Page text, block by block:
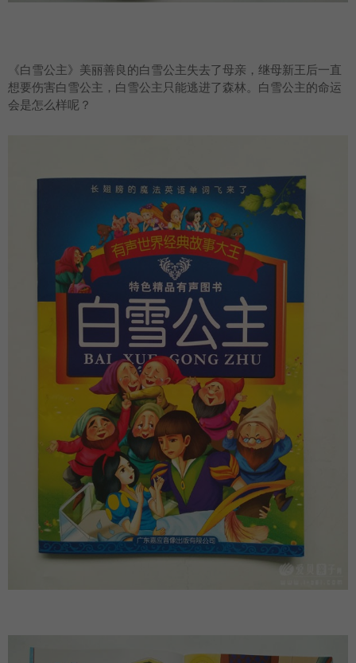
《白雪公主》美丽善良的白雪公主失去了母亲，继母新王后一直
想要伤害白雪公主，白雪公主只能逃进了森林。白雪公主的命运
会是怎么样呢？